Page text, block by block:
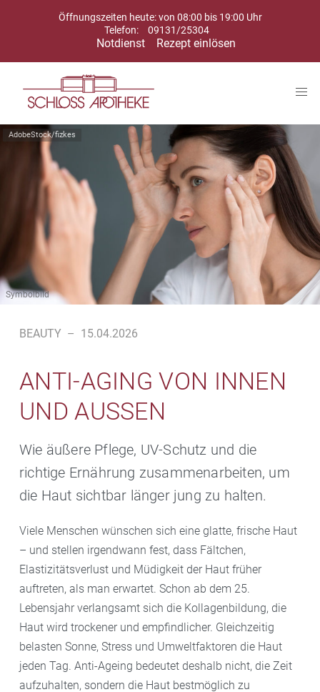
Öffnungszeiten heute: von 08:00 bis 19:00 Uhr
Telefon:
09131/25304
Notdienst Rezept einlösen
AdobeStock/fizkes
Symbolbild
BEAUTY – 15.04.2026
ANTI-AGING VON INNEN
UND AUSSEN
Wie äußere Pflege, UV-Schutz und die
richtige Ernährung zusammenarbeiten, um
die Haut sichtbar länger jung zu halten.
Viele Menschen wünschen sich eine glatte, frische Haut
– und stellen irgendwann fest, dass Fältchen,
Elastizitätsverlust und Müdigkeit der Haut früher
auftreten, als man erwartet. Schon ab dem 25.
Lebensjahr verlangsamt sich die Kollagenbildung, die
Haut wird trockener und empfindlicher. Gleichzeitig
belasten Sonne, Stress und Umweltfaktoren die Haut
jeden Tag. Anti-Ageing bedeutet deshalb nicht, die Zeit
aufzuhalten, sondern die Haut bestmöglich zu